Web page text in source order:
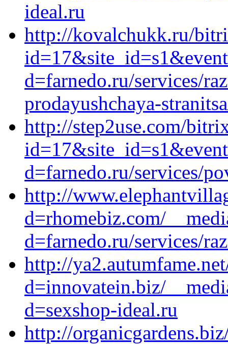
ideal.ru
http://kovalchukk.ru/
d=farnedo.ru/services/
prodayushchaya-
http://step2use.com/
d=farnedo.ru/services/
http://
d=rhomebiz.com/
d=farnedo.ru/services/
http://
d=innovatein.biz/
d=sexshop-ideal.ru
http://